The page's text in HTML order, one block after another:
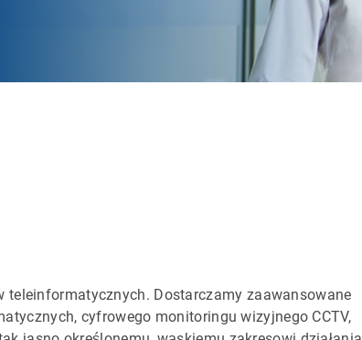
Dostarczamy zaawansowane
cyfrowego monitoringu wizyjnego CCTV,